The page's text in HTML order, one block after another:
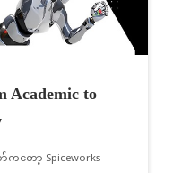
Academic to
ကတော့ Spiceworks